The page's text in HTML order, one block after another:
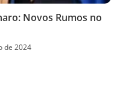
Novos Rumos no
de 2024